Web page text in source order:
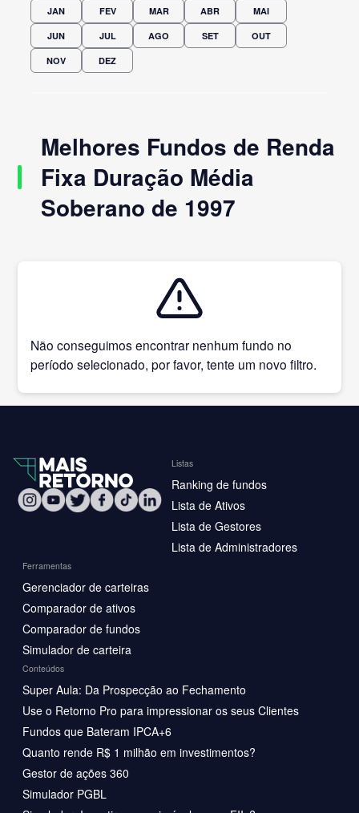
JAN FEV MAR ABR MAI
JUN JUL AGO SET OUT
NOV DEZ
Melhores Fundos de Renda
Fixa Duração Média
Soberano de 1997
Não conseguimos encontrar nenhum fundo no
período selecionado, por favor, tente um novo filtro.
Listas
Ranking de fundos
Lista de Ativos
Lista de Gestores
Lista de Administradores
Ferramentas
Gerenciador de carteiras
Comparador de ativos
Comparador de fundos
Simulador de carteira
Conteúdos
Super Aula: Da Prospecção ao Fechamento
Use o Retorno Pro para impressionar os seus Clientes
Fundos que Bateram IPCA+6
Quanto rende R$ 1 milhão em investimentos?
Gestor de ações 360
Simulador PGBL